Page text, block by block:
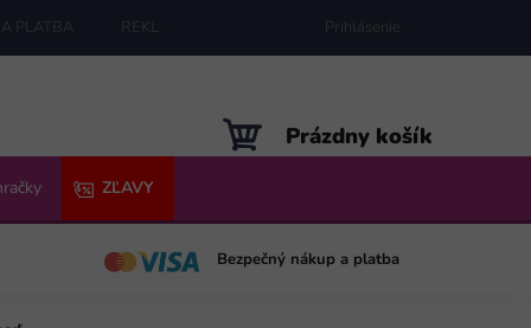
PLATBA REKLAMÁCIE MAPA SERVERU
Prihlásenie
NÁKUPNÝ
KOŠÍK
Prázdny košík
ZĽAVY
Bezpečný nákup a platba